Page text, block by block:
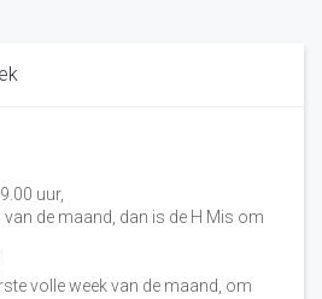
uur,
van de maand, dan is de H Mis om
volle week van de maand, om